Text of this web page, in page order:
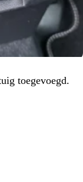
toegevoegd.